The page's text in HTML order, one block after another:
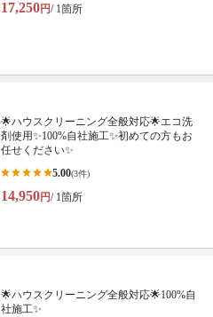
17,250円/ 1箇所
🌟ハウスクリーニング全般対応🌟エコ洗
剤使用✨100%自社施工✨初めての方もお
任せください✨
5.00(3件)
14,950円/ 1箇所
🌟ハウスクリーニング全般対応🌟100%自
社施工✨